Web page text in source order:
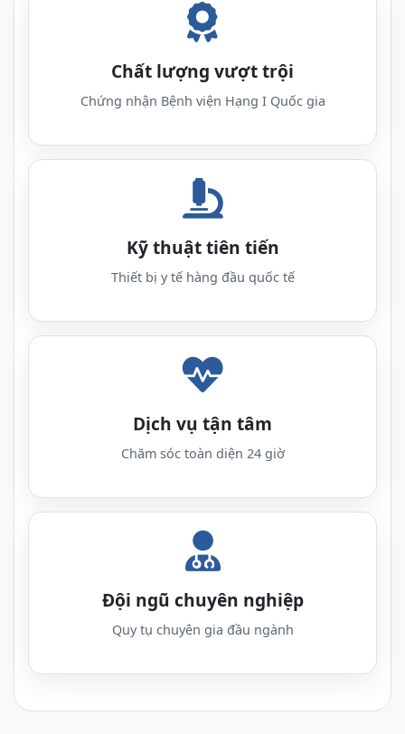
Chất lượng vượt trội
Chứng nhận Bệnh viện Hạng I Quốc gia
Kỹ thuật tiên tiến
Thiết bị y tế hàng đầu quốc tế
Dịch vụ tận tâm
Chăm sóc toàn diện 24 giờ
Đội ngũ chuyên nghiệp
Quy tụ chuyên gia đầu ngành